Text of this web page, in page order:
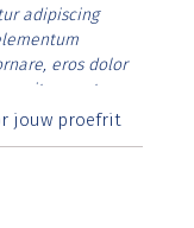
adipiscing
eros dolor
vitae erat.
rutrum lorem
jouw proefrit